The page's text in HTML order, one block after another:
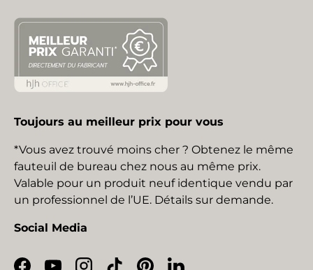
Toujours au meilleur prix pour vous
*Vous avez trouvé moins cher ? Obtenez le même
fauteuil de bureau chez nous au même prix.
Valable pour un produit neuf identique vendu par
un professionnel de l’UE. Détails sur demande.
Social Media